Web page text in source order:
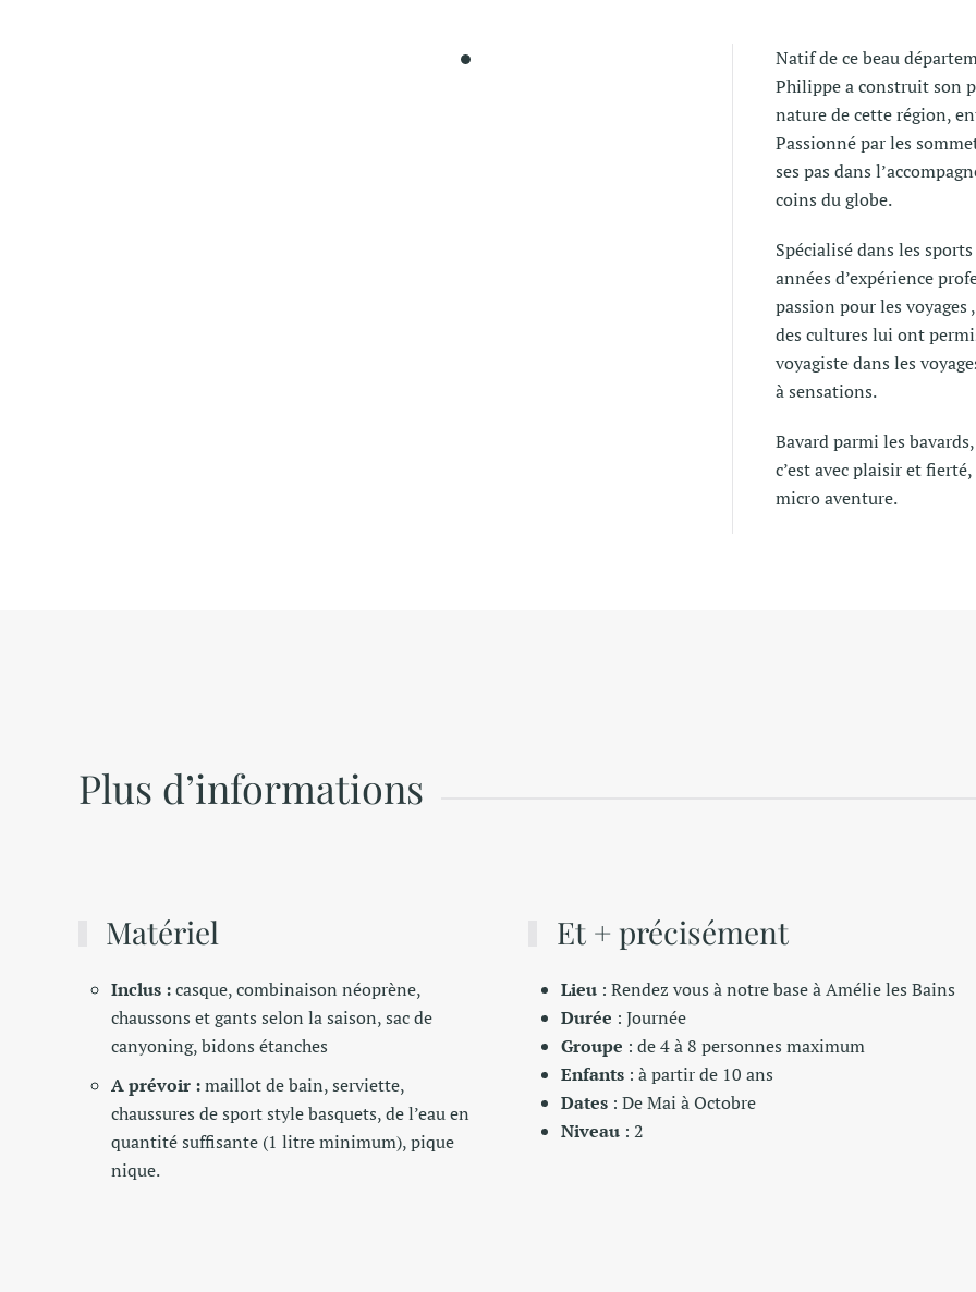
Natif de ce beau
Philippe a construit son
nature de cette région,
Passionné par les
ses pas dans
coins du globe.
Spécialisé dans les
années d’expérience
passion pour les voyages
des cultures lui ont
voyagiste dans les
à sensations.
Bavard parmi les
c’est avec plaisir et
micro aventure.
Plus d’informations
Matériel
Inclus :casque, combinaison néoprène,
chaussons et gants selon la saison, sac de
canyoning, bidons étanches
A prévoir :maillot de bain, serviette,
chaussures de sport style basquets, de l’eau en
quantitésuffisante (1 litre minimum), pique
nique.
Et + précisément
Lieu : Rendez vous à notre base à Amélie les Bains
Durée : Journée
Groupe : de 4 à 8 personnes maximum
Enfants : à partir de 10 ans
Dates : De Mai à Octobre
Niveau : 2